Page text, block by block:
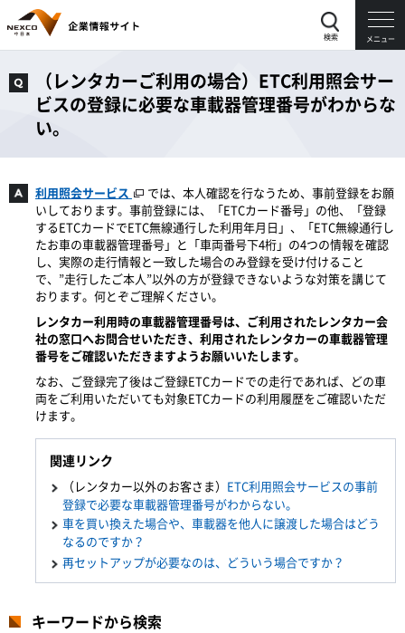
検索 メニュー
（レンタカーご利用の場合）ETC利用照会サー
ビスの登録に必要な車載器管理番号がわからな
い。
利用照会サービス
では、本人確認を行なうため、事前登録をお願
いしております。事前登録には、「ETCカード番号」の他、「登録
するETCカードでETC無線通行した利用年月日」、「ETC無線通行し
たお車の車載器管理番号」と「車両番号下4桁」の4つの情報を確認
し、実際の走行情報と一致した場合のみ登録を受け付けること
で、”走行したご本人”以外の方が登録できないような対策を講じて
おります。何とぞご理解ください。
レンタカー利用時の車載器管理番号は、ご利用されたレンタカー会
社の窓口へお問合せいただき、利用されたレンタカーの車載器管理
番号をご確認いただきますようお願いいたします。
なお、ご登録完了後はご登録ETCカードでの走行であれば、どの車
両をご利用いただいても対象ETCカードの利用履歴をご確認いただ
けます。
関連リンク
（レンタカー以外のお客さま） ETC利用照会サービスの事前
登録で必要な車載器管理番号がわからない。
車を買い換えた場合や、車載器を他人に譲渡した場合はどう
なるのですか？
再セットアップが必要なのは、どういう場合ですか？
キーワードから検索